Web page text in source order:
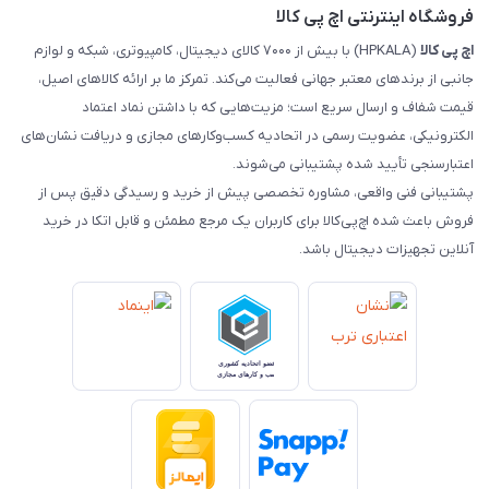
فروشگاه اینترنتی اچ پی کالا
اچ‌ پی‌ کالا
(HPKALA) با بیش از ۷۰۰۰ کالای دیجیتال، کامپیوتری، شبکه و لوازم
جانبی از برندهای معتبر جهانی فعالیت می‌کند. تمرکز ما بر ارائه کالاهای اصیل،
قیمت شفاف و ارسال سریع است؛ مزیت‌هایی که با داشتن نماد اعتماد
الکترونیکی، عضویت رسمی در اتحادیه کسب‌وکارهای مجازی و دریافت نشان‌های
اعتبارسنجی تأیید شده پشتیبانی می‌شوند.
پشتیبانی فنی واقعی، مشاوره تخصصی پیش از خرید و رسیدگی دقیق پس از
فروش باعث شده اچ‌پی‌کالا برای کاربران یک مرجع مطمئن و قابل اتکا در خرید
آنلاین تجهیزات دیجیتال باشد.